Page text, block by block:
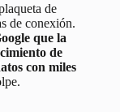
de
de conexión.
que la
de
con miles